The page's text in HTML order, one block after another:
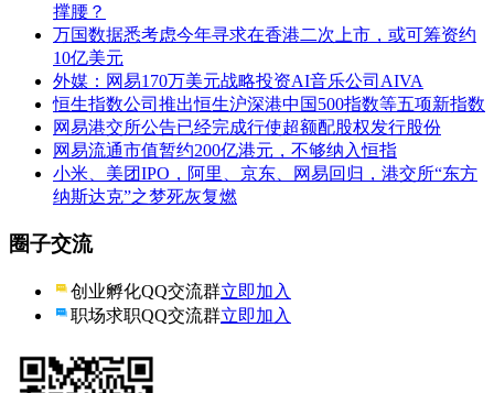
撑腰？
万国数据悉考虑今年寻求在香港二次上市，或可筹资约
10亿美元
外媒：网易170万美元战略投资AI音乐公司AIVA
恒生指数公司推出恒生沪深港中国500指数等五项新指数
网易港交所公告已经完成行使超额配股权发行股份
网易流通市值暂约200亿港元，不够纳入恒指
小米、美团IPO，阿里、京东、网易回归，港交所“东方
纳斯达克”之梦死灰复燃
圈子交流
创业孵化QQ交流群立即加入
职场求职QQ交流群立即加入